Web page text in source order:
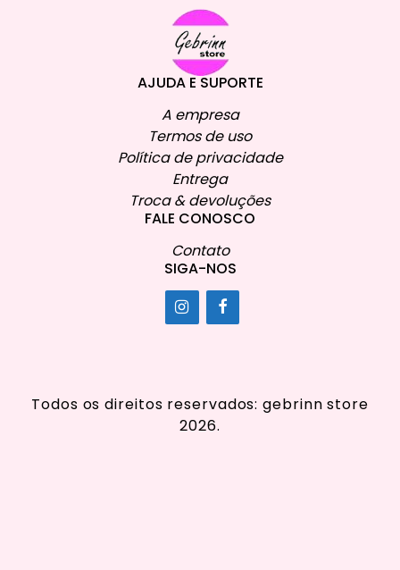
AJUDA E SUPORTE
A empresa
Termos de uso
Política de privacidade
Entrega
Troca & devoluções
FALE CONOSCO
Contato
SIGA-NOS
Todos os direitos reservados: gebrinn store
2026.